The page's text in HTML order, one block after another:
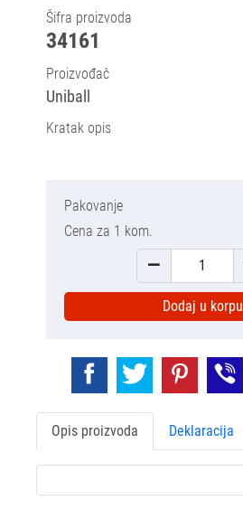
Šifra proizvoda
34161
Proizvođač
Uniball
Kratak opis
Pakovanje
Cena za 1 kom.
Dodaj u korpu
Opis proizvoda Deklaracija